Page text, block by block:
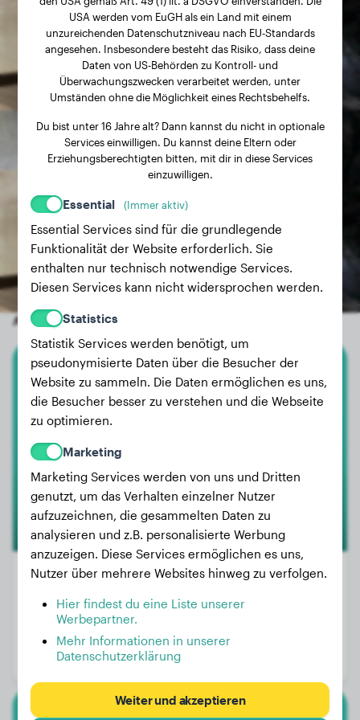
Andere zufällige Hunde
Malinois
Gewicht:
Alter:
Geschlecht:
USA werden vom EuGH als ein Land mit einem
unzureichenden Datenschutzniveau nach EU-Standards
angesehen. Insbesondere besteht das Risiko, dass deine
Daten von US-Behörden zu Kontroll- und
Überwachungszwecken verarbeitet werden, unter
Umständen ohne die Möglichkeit eines Rechtsbehelfs.
Du bist unter 16 Jahre alt? Dann kannst du nicht in optionale
Services einwilligen. Du kannst deine Eltern oder
Erziehungsberechtigten bitten, mit dir in diese Services
einzuwilligen.
Essential (Immer aktiv)
Essential Services sind für die grundlegende
Funktionalität der Website erforderlich. Sie
enthalten nur technisch notwendige Services.
Diesen Services kann nicht widersprochen werden.
Statistics
Statistik Services werden benötigt, um
pseudonymisierte Daten über die Besucher der
Website zu sammeln. Die Daten ermöglichen es uns,
die Besucher besser zu verstehen und die Webseite
zu optimieren.
Marketing
Marketing Services werden von uns und Dritten
genutzt, um das Verhalten einzelner Nutzer
aufzuzeichnen, die gesammelten Daten zu
analysieren und z.B. personalisierte Werbung
anzuzeigen. Diese Services ermöglichen es uns,
Nutzer über mehrere Websites hinweg zu verfolgen.
Hier findest du eine Liste unserer
Werbepartner.
Mehr Informationen in unserer
Datenschutzerklärung
Weiter und akzeptieren